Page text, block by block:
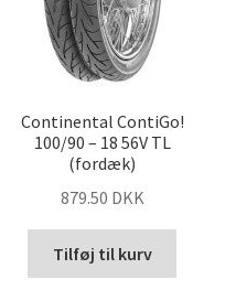
Continental ContiGo!
100/90 – 18 56V TL
(fordæk)
879.50 DKK
Tilføj til kurv